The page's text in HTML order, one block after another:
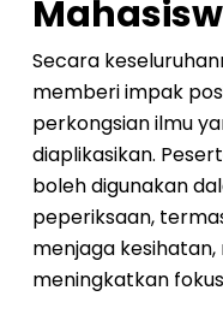
Secara
memberi impak
perkongsian ilmu
diaplikasikan.
boleh digunakan
peperiksaan,
menjaga
meningkatkan